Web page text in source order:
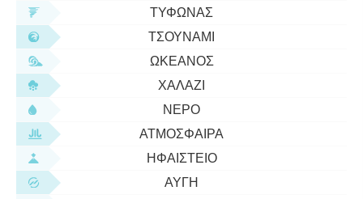
ΤΥΦΏΝΑΣ
ΤΣΟΥΝΆΜΙ
ΩΚΕΑΝΌΣ
ΧΑΛΆΖΙ
ΝΕΡΌ
ΑΤΜΌΣΦΑΙΡΑ
ΗΦΑΊΣΤΕΙΟ
ΑΥΓΉ